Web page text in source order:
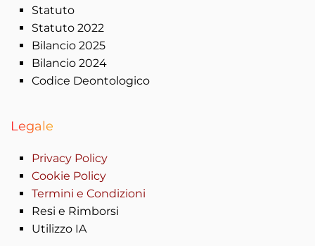
Statuto
Statuto 2022
Bilancio 2025
Bilancio 2024
Codice Deontologico
Legale
Privacy Policy
Cookie Policy
Termini e Condizioni
Resi e Rimborsi
Utilizzo IA